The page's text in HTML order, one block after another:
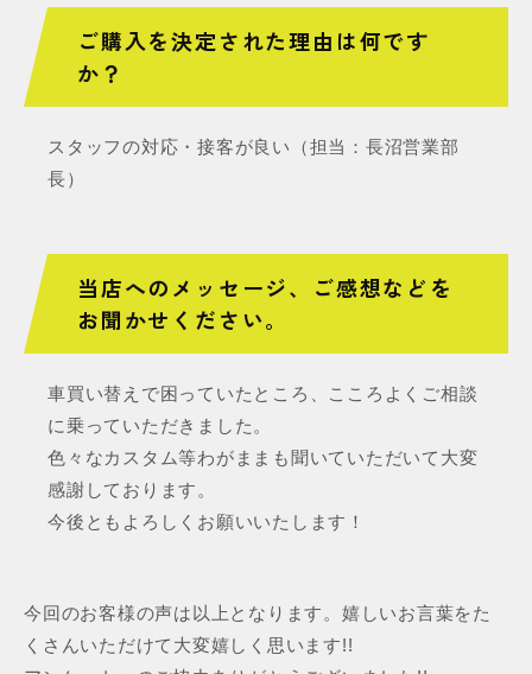
ご購入を決定された理由は何です
か？
スタッフの対応・接客が良い（担当：長沼営業部
長）
当店へのメッセージ、ご感想などを
お聞かせください。
車買い替えで困っていたところ、こころよくご相談
に乗っていただきました。
色々なカスタム等わがままも聞いていただいて大変
感謝しております。
今後ともよろしくお願いいたします！
今回のお客様の声は以上となります。嬉しいお言葉をた
くさんいただけて大変嬉しく思います!!